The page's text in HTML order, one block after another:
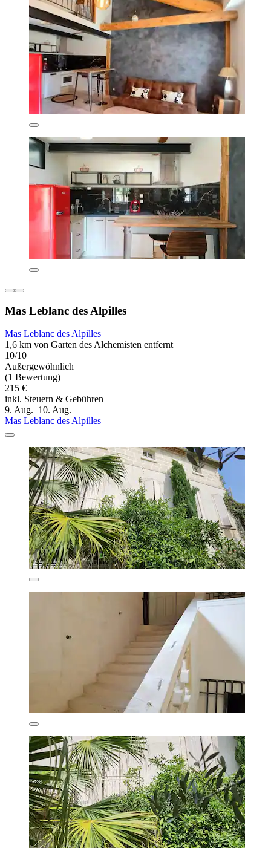
Mas Leblanc des Alpilles
Mas Leblanc des Alpilles
1,6 km von Garten des Alchemisten entfernt
10/10
Außergewöhnlich
(1 Bewertung)
215 €
inkl. Steuern & Gebühren
9. Aug.–10. Aug.
Mas Leblanc des Alpilles